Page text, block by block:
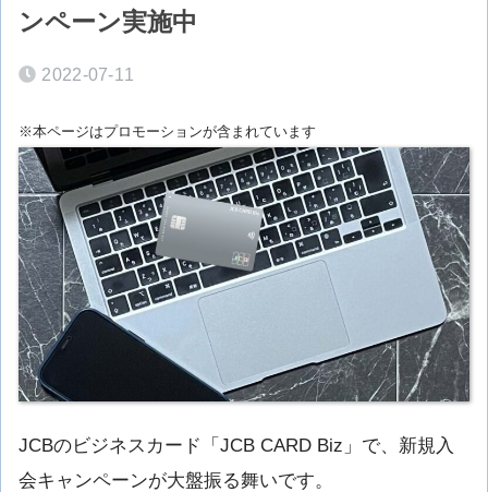
ンペーン実施中
2022-07-11
※本ページはプロモーションが含まれています
JCBのビジネスカード「JCB CARD Biz」で、新規入
会キャンペーンが大盤振る舞いです。